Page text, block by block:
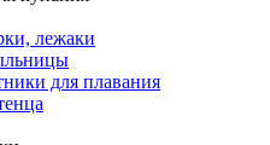
лежаки
для плавания